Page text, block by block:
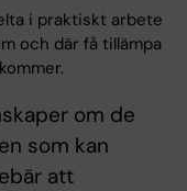
i praktiskt arbete
och där få tillämpa
om de
som kan
att